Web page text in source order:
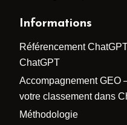
Informations
Référencement
ChatGPT
Accompagnement GEO
votre classement dans
Méthodologie